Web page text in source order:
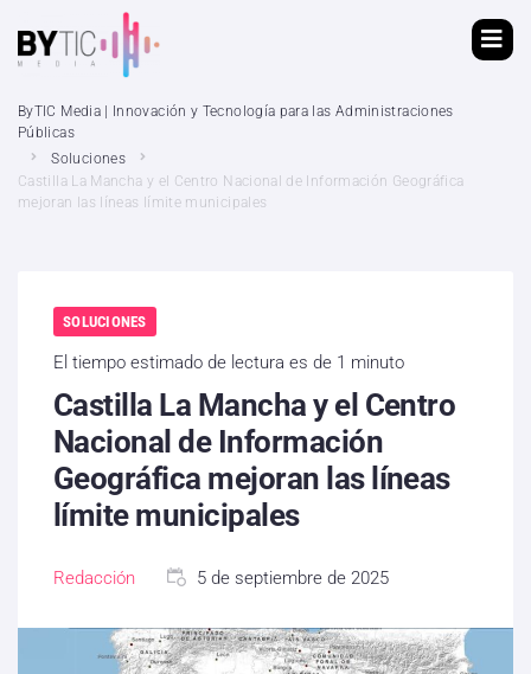
ByTIC Media | Innovación y Tecnología para las Administraciones
Públicas
Soluciones
Castilla La Mancha y el Centro Nacional de Información Geográfica
mejoran las líneas límite municipales
SOLUCIONES
El tiempo estimado de lectura es de 1 minuto
Castilla La Mancha y el Centro
Nacional de Información
Geográfica mejoran las líneas
límite municipales
Redacción 5 de septiembre de 2025